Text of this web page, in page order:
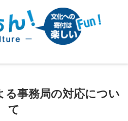
る事務局の対応につい
て